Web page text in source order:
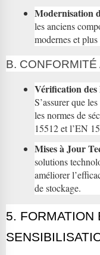
Modernisation
les anciens
modernes et plus
B.
Vérification des
S’assurer que
les normes de
15512 et l’EN
Mises à Jour
solutions
améliorer
de stockage.
5. FORMATION